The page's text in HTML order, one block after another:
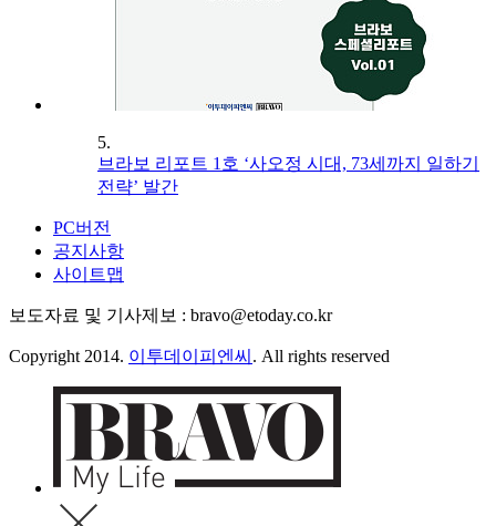
5.
브라보 리포트 1호 ‘사오정 시대, 73세까지 일하기
전략’ 발간
PC버전
공지사항
사이트맵
보도자료 및 기사제보 : bravo@etoday.co.kr
Copyright 2014. 이투데이피엔씨 . All rights reserved